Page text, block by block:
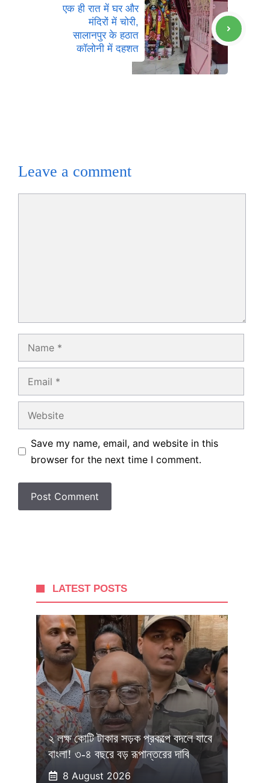
एक ही रात में घर और
मंदिरों में चोरी,
सालानपुर के हठात
कॉलोनी में दहशत
Leave a comment
Save my name, email, and website in this
browser for the next time I comment.
LATEST POSTS
২ লক্ষ কোটি টাকার সড়ক প্রকল্পে বদলে যাবে
বাংলা! ৩-৪ বছরে বড় রূপান্তরের দাবি
8 August 2026